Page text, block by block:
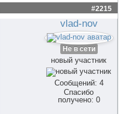
#2215
vlad-nov
Не в сети
новый участник
Сообщений: 4
Спасибо
получено: 0